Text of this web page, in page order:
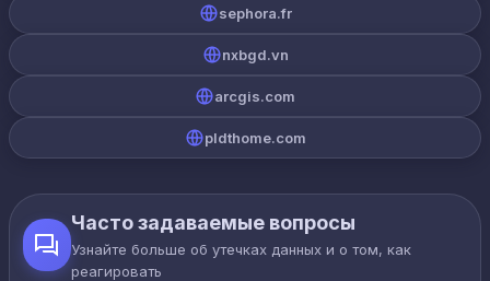
sephora.fr
nxbgd.vn
arcgis.com
pldthome.com
Часто задаваемые вопросы
Узнайте больше об утечках данных и о том, как
реагировать